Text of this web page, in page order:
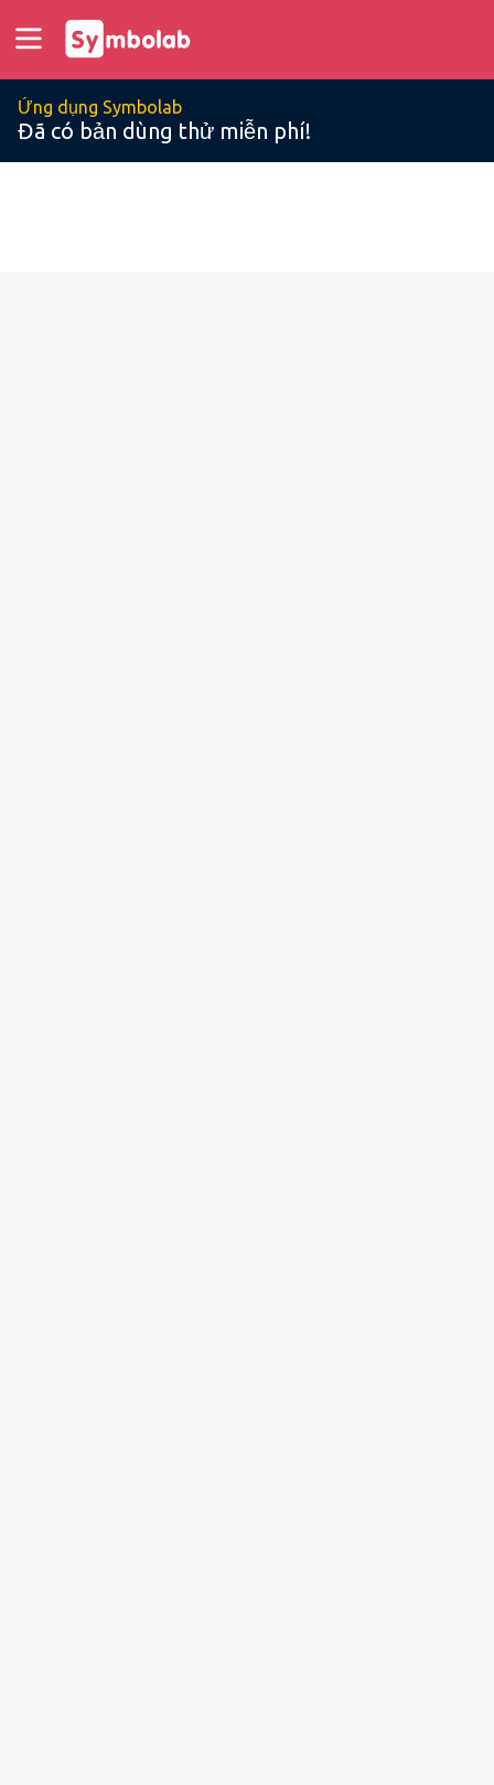
Ứng dụng Symbolab
Đã có bản dùng thử miễn phí!